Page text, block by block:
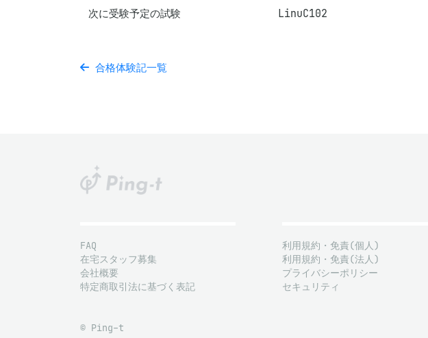
次に受験予定の試験 LinuC102
合格体験記一覧
FAQ
在宅スタッフ募集
会社概要
特定商取引法に基づく表記
利用規約・免責(個人)
利用規約・免責(法人)
プライバシーポリシー
セキュリティ
© Ping-t